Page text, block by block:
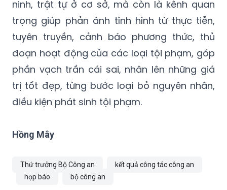
ninh, trật tự ở cơ sở, mà còn là kênh quan
trọng giúp phản ánh tình hình từ thực tiễn,
tuyên truyền, cảnh báo phương thức, thủ
đoạn hoạt động của các loại tội phạm, góp
phần vạch trần cái sai, nhân lên những giá
trị tốt đẹp, từng bước loại bỏ nguyên nhân,
điều kiện phát sinh tội phạm.
Hồng Mây
Thứ trưởng Bộ Công an
kết quả công tác công an
họp báo
bộ công an